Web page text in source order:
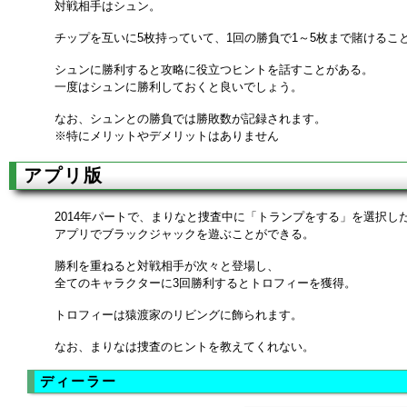
対戦相手はシュン。
チップを互いに5枚持っていて、1回の勝負で1～5枚まで賭けるこ
シュンに勝利すると攻略に役立つヒントを話すことがある。
一度はシュンに勝利しておくと良いでしょう。
なお、シュンとの勝負では勝敗数が記録されます。
※特にメリットやデメリットはありません
アプリ版
2014年パートで、まりなと捜査中に「トランプをする」を選択し
アプリでブラックジャックを遊ぶことができる。
勝利を重ねると対戦相手が次々と登場し、
全てのキャラクターに3回勝利するとトロフィーを獲得。
トロフィーは猿渡家のリビングに飾られます。
なお、まりなは捜査のヒントを教えてくれない。
ディーラー